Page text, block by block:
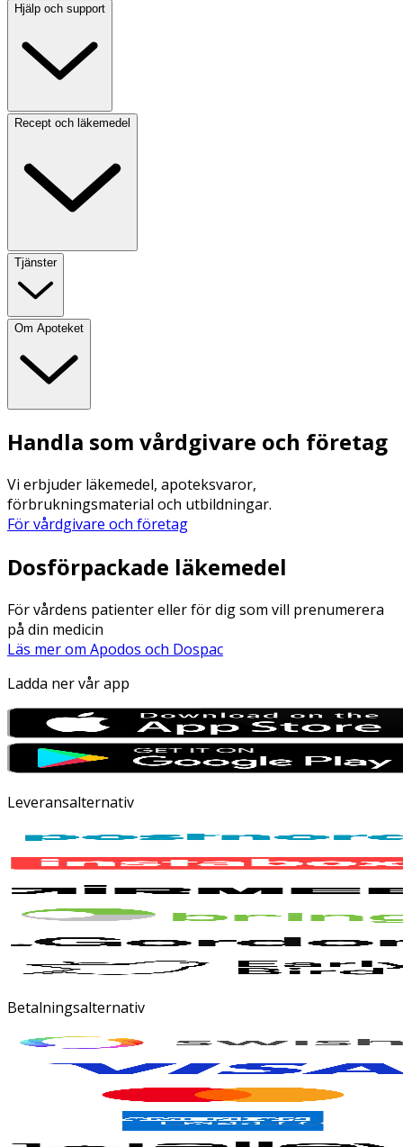
Hjälp och support
Recept och läkemedel
Tjänster
Om Apoteket
Handla som vårdgivare och företag
Vi erbjuder läkemedel, apoteksvaror,
förbrukningsmaterial och utbildningar.
För vårdgivare och företag
Dosförpackade läkemedel
För vårdens patienter eller för dig som vill prenumerera
på din medicin
Läs mer om Apodos och Dospac
Ladda ner vår app
Leveransalternativ
Betalningsalternativ